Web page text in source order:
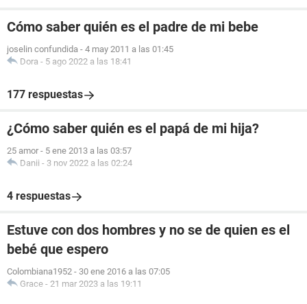
Cómo saber quién es el padre de mi bebe
joselin confundida - 4 may 2011 a las 01:45
Dora - 5 ago 2022 a las 18:41
177 respuestas
¿Cómo saber quién es el papá de mi hija?
25 amor - 5 ene 2013 a las 03:57
Danii - 3 nov 2022 a las 02:24
4 respuestas
Estuve con dos hombres y no se de quien es el
bebé que espero
Colombiana1952 - 30 ene 2016 a las 07:05
Grace - 21 mar 2023 a las 19:11